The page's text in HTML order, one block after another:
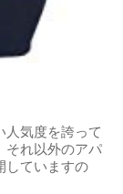
人気度を誇って
それ以外のアパ
していますの